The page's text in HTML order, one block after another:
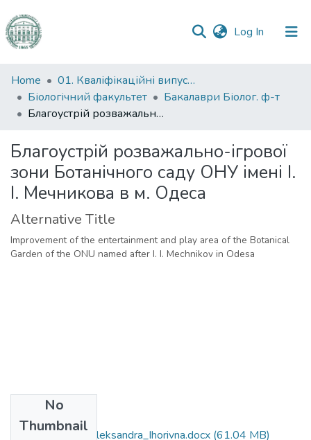
Log In (current)
Communities
&
Collections
Statistics
Home
01. Кваліфікаційні випускні роботи здобувачів вищої освіти
Біологічний факультет
Бакалаври Біолог. ф-т
Благоустрій розважально-ігрової зони Ботанічного саду ОНУ імені І. І. Мечникова в м. Одеса
Благоустрій розважально-ігрової
зони Ботанічного саду ОНУ імені І.
І. Мечникова в м. Одеса
Alternative Title
Improvement of the entertainment and play area of the Botanical
Garden of the ONU named after I. I. Mechnikov in Odesa
No
Thumbnail
206_Dmitrieva_Oleksandra_Ihorivna.docx (61.04 MB)